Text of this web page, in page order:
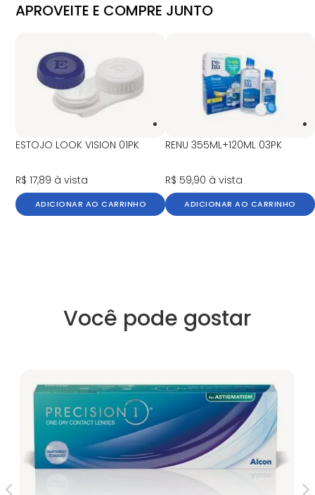
APROVEITE E COMPRE JUNTO
ESTOJO LOOK VISION 01PK
R$ 17,89 à vista
ADICIONAR AO CARRINHO
RENU 355ML+120ML 03PK
R$ 59,90 à vista
ADICIONAR AO CARRINHO
Você pode gostar